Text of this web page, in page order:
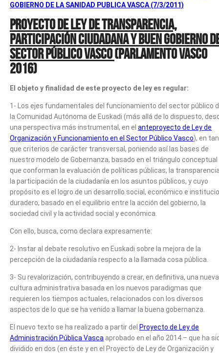
GOBIERNO DE LA SANIDAD PUBLICA VASCA (7/3/2011)
Proyecto de Ley de Transparencia,
Participación Ciudadana y Buen Gobierno
Sector Público Vasco(Parlamento Vasco
2016)
El objeto y finalidad de este proyecto de ley es regular:
1- Los ejes fundamentales del funcionamiento del sector público
la Comunidad Autónoma de Euskadi (más allá de lo dispuesto,
una perspectiva más instrumental, en el anteproyecto de Ley de
Organización y Funcionamiento en el Sector Público Vasco), en
que criterios de carácter transversal, poniendo así las bases de
nuestro modelo de Gobernanza, basado en el triángulo conceptual
que conforman la evaluación de políticas públicas, la
la participación de la ciudadanía en los asuntos públicos, y cuyo
propósito es el logro de un desarrollo social, económico e
duradero, basado en el equilibrio entre la acción del gobierno, la
sociedad civil y la actividad social y económica.
Con ello, busca, como declara expresamente:
2- Instar al debate resolutivo en Euskadi sobre la mejora de la
percepción de la ciudadanía respecto a la llamada cosa pública.
3- Su revalorización, contribuyendo a crear, en definitiva, una nueva
cultura administrativa basada en los nuevos paradigmas que
requieren los tiempos actuales, relacionados con los diversos
aspectos de lo que se ha venido a llamar la buena gobernanza.
El nuevo texto se ha realizado a partir del Proyecto de Ley de
Administración Pública Vasca aprobado en el año 2014 – que ha
dividido en dos (en éste y en el Proyecto de Ley de Organización y